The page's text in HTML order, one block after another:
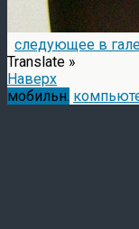
следующее в
Translate »
Наверх
мобильн.